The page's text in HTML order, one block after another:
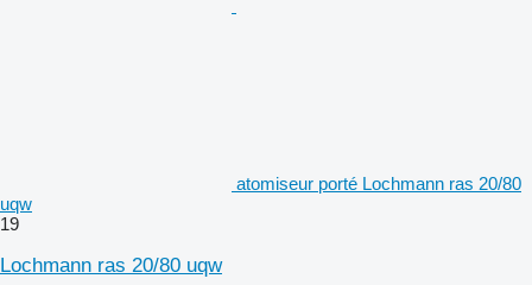
atomiseur porté Lochmann ras 20/80
uqw
19
Lochmann ras 20/80 uqw